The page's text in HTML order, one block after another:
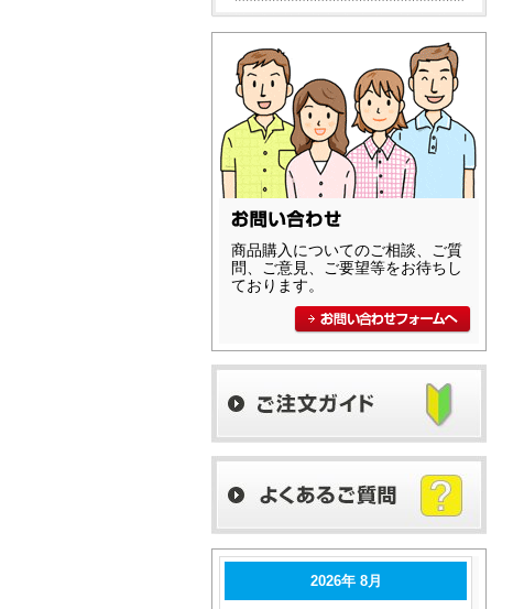
商品購入についてのご相談、ご質
問、ご意見、ご要望等をお待ちし
ております。